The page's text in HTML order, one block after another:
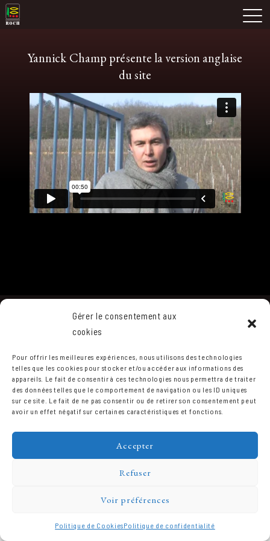
Gérer le consentement aux
cookies
Pour offrir les meilleures expériences, nous utilisons des technologies
telles que les cookies pour stocker et/ou accéder aux informations des
appareils. Le fait de consentir à ces technologies nous permettra de traiter
des données telles que le comportement de navigation ou les ID uniques
sur ce site. Le fait de ne pas consentir ou de retirer son consentement peut
avoir un effet négatif sur certaines caractéristiques et fonctions.
Accepter
Refuser
Voir préférences
Politique de CookiesPolitique de confidentialité
Skip
to
Domaine Prieuré Roch
Yannick Champ présente la version anglaise
du site
Domaine Prieuré Roch © 2026.